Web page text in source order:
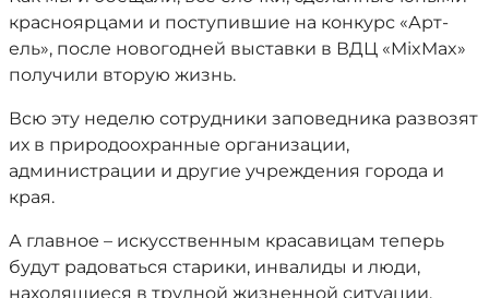
красноярцами и поступившие на конкурс «Арт-
ель», после новогодней выставки в ВДЦ «MixMax»
получили вторую жизнь.
Всю эту неделю сотрудники заповедника развозят
их в природоохранные организации,
администрации и другие учреждения города и
края.
А главное – искусственным красавицам теперь
будут радоваться старики, инвалиды и люди,
находящиеся в трудной жизненной ситуации.